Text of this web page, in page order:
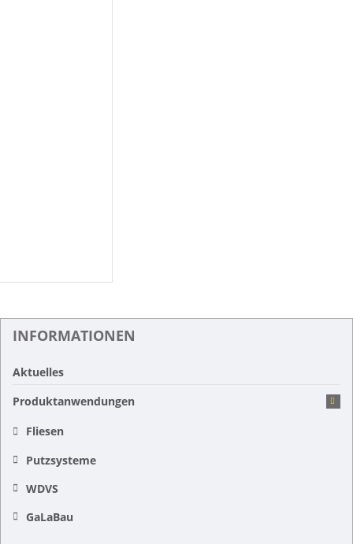
INFORMATIONEN
Aktuelles
Produktanwendungen
Fliesen
Putzsysteme
WDVS
GaLaBau